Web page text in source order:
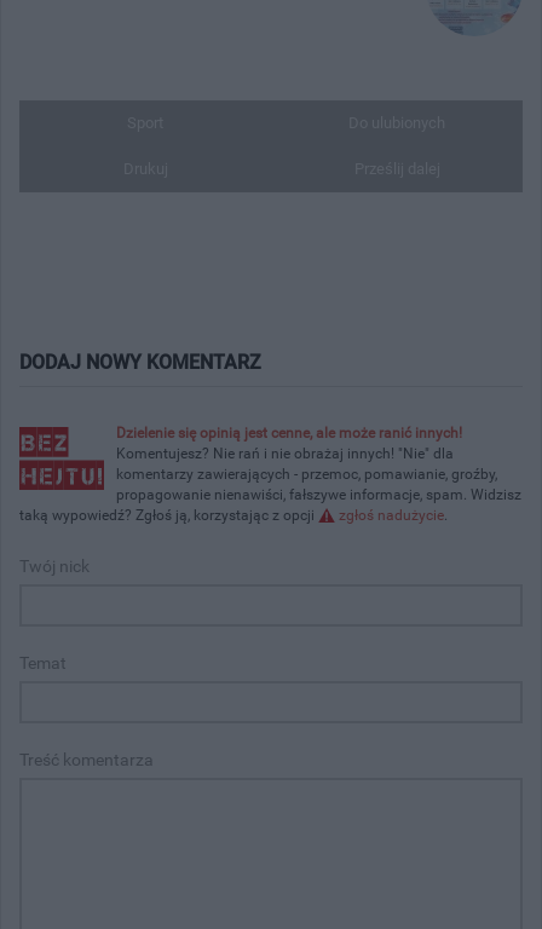
DODAJ NOWY KOMENTARZ
Dzielenie się opinią jest cenne, ale może ranić innych!
Komentujesz? Nie rań i nie obrażaj innych! "Nie" dla
komentarzy zawierających - przemoc, pomawianie, groźby,
propagowanie nienawiści, fałszywe informacje, spam. Widzisz
taką wypowiedź? Zgłoś ją, korzystając z opcji
zgłoś nadużycie.
Twój nick
Temat
Treść komentarza